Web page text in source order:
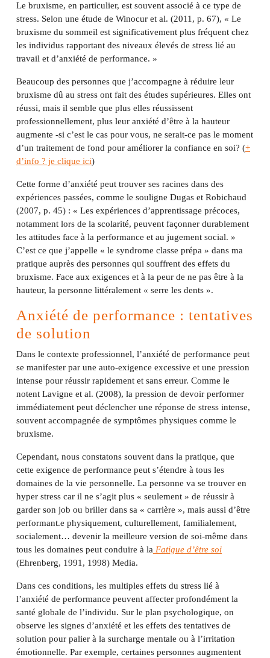
Le bruxisme, en particulier, est souvent associé à ce type de
stress. Selon une étude de Winocur et al. (2011, p. 67), « Le
bruxisme du sommeil est significativement plus fréquent chez
les individus rapportant des niveaux élevés de stress lié au
travail et d’anxiété de performance. »
Beaucoup des personnes que j’accompagne à réduire leur
bruxisme dû au stress ont fait des études supérieures. Elles ont
réussi, mais il semble que plus elles réussissent
professionnellement, plus leur anxiété d’être à la hauteur
augmente -si c’est le cas pour vous, ne serait-ce pas le moment
d’un traitement de fond pour améliorer la confiance en soi? (+
d’info ? je clique ici)
Cette forme d’anxiété peut trouver ses racines dans des
expériences passées, comme le souligne Dugas et Robichaud
(2007, p. 45) : « Les expériences d’apprentissage précoces,
notamment lors de la scolarité, peuvent façonner durablement
les attitudes face à la performance et au jugement social. »
C’est ce que j’appelle « le syndrome classe prépa » dans ma
pratique auprès des personnes qui souffrent des effets du
bruxisme. Face aux exigences et à la peur de ne pas être à la
hauteur, la personne littéralement « serre les dents ».
Anxiété de performance : tentatives
de solution
Dans le contexte professionnel, l’anxiété de performance peut
se manifester par une auto-exigence excessive et une pression
intense pour réussir rapidement et sans erreur. Comme le
notent Lavigne et al. (2008), la pression de devoir performer
immédiatement peut déclencher une réponse de stress intense,
souvent accompagnée de symptômes physiques comme le
bruxisme.
Cependant, nous constatons souvent dans la pratique, que
cette exigence de performance peut s’étendre à tous les
domaines de la vie personnelle. La personne va se trouver en
hyper stress car il ne s’agit plus « seulement » de réussir à
garder son job ou briller dans sa « carrière », mais aussi d’être
performant.e physiquement, culturellement, familialement,
socialement… devenir la meilleure version de soi-même dans
tous les domaines peut conduire à la Fatigue d’être soi
(Ehrenberg, 1991, 1998) Media.
Dans ces conditions, les multiples effets du stress lié à
l’anxiété de performance peuvent affecter profondément la
santé globale de l’individu. Sur le plan psychologique, on
observe les signes d’anxiété et les effets des tentatives de
solution pour palier à la surcharge mentale ou à l’irritation
émotionnelle. Par exemple, certaines personnes augmentent